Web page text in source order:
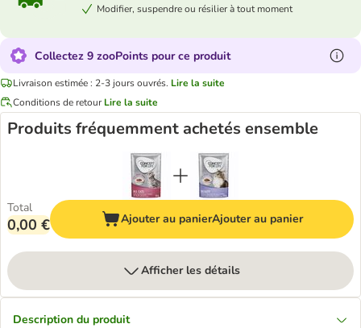
Modifier, suspendre ou résilier à tout moment
Collectez 9 zooPoints pour ce produit
Livraison estimée : 2-3 jours ouvrés. Lire la suite
Conditions de retour Lire la suite
Produits fréquemment achetés ensemble
Total
0,00 € Ajouter au panierAjouter au panier
Afficher les détails
Description du produit